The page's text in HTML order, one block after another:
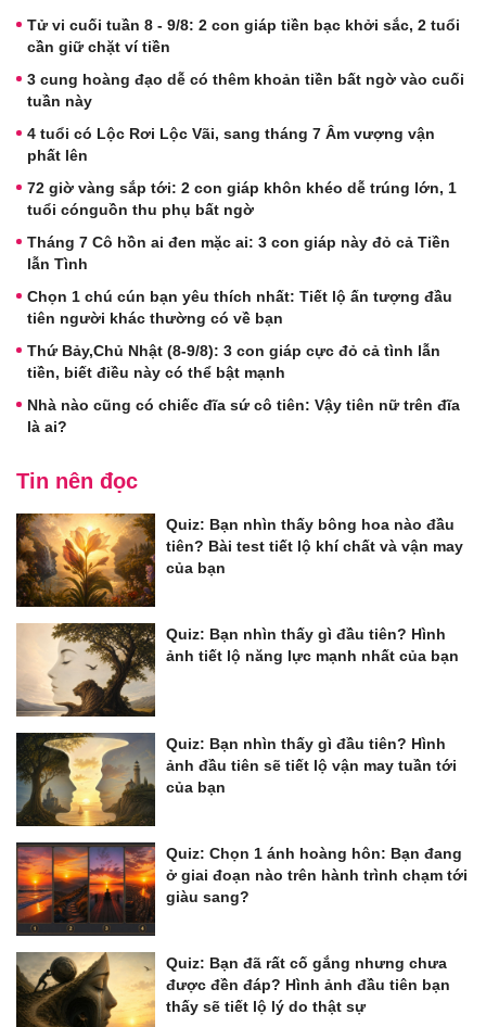
Tử vi cuối tuần 8 - 9/8: 2 con giáp tiền bạc khởi sắc, 2 tuổi
cần giữ chặt ví tiền
3 cung hoàng đạo dễ có thêm khoản tiền bất ngờ vào cuối
tuần này
4 tuổi có Lộc Rơi Lộc Vãi, sang tháng 7 Âm vượng vận
phất lên
72 giờ vàng sắp tới: 2 con giáp khôn khéo dễ trúng lớn, 1
tuổi cónguồn thu phụ bất ngờ
Tháng 7 Cô hồn ai đen mặc ai: 3 con giáp này đỏ cả Tiền
lẫn Tình
Chọn 1 chú cún bạn yêu thích nhất: Tiết lộ ấn tượng đầu
tiên người khác thường có về bạn
Thứ Bảy,Chủ Nhật (8-9/8): 3 con giáp cực đỏ cả tình lẫn
tiền, biết điều này có thể bật mạnh
Nhà nào cũng có chiếc đĩa sứ cô tiên: Vậy tiên nữ trên đĩa
là ai?
Tin nên đọc
Quiz: Bạn nhìn thấy bông hoa nào đầu
tiên? Bài test tiết lộ khí chất và vận may
của bạn
Quiz: Bạn nhìn thấy gì đầu tiên? Hình
ảnh tiết lộ năng lực mạnh nhất của bạn
Quiz: Bạn nhìn thấy gì đầu tiên? Hình
ảnh đầu tiên sẽ tiết lộ vận may tuần tới
của bạn
Quiz: Chọn 1 ánh hoàng hôn: Bạn đang
ở giai đoạn nào trên hành trình chạm tới
giàu sang?
Quiz: Bạn đã rất cố gắng nhưng chưa
được đền đáp? Hình ảnh đầu tiên bạn
thấy sẽ tiết lộ lý do thật sự